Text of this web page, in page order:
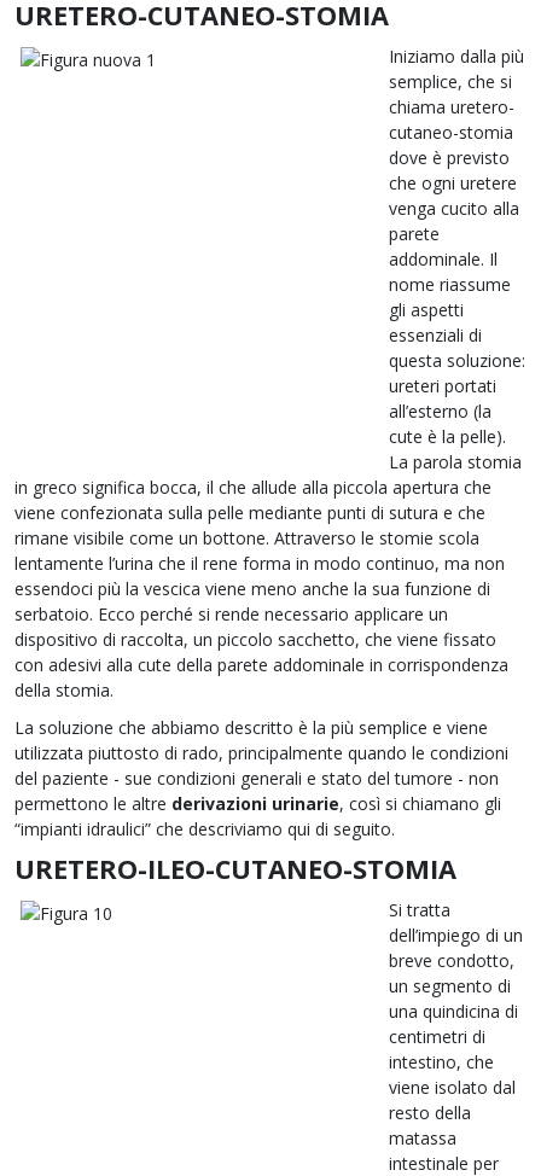
URETERO-CUTANEO-STOMIA
Iniziamo dalla più
semplice, che si
chiama uretero-
cutaneo-stomia
dove è previsto
che ogni uretere
venga cucito alla
parete
addominale. Il
nome riassume
gli aspetti
essenziali di
questa soluzione:
ureteri portati
all’esterno (la
cute è la pelle).
La parola stomia
in greco significa bocca, il che allude alla piccola apertura che
viene confezionata sulla pelle mediante punti di sutura e che
rimane visibile come un bottone. Attraverso le stomie scola
lentamente l’urina che il rene forma in modo continuo, ma non
essendoci più la vescica viene meno anche la sua funzione di
serbatoio. Ecco perché si rende necessario applicare un
dispositivo di raccolta, un piccolo sacchetto, che viene fissato
con adesivi alla cute della parete addominale in corrispondenza
della stomia.
La soluzione che abbiamo descritto è la più semplice e viene
utilizzata piuttosto di rado, principalmente quando le condizioni
del paziente - sue condizioni generali e stato del tumore - non
permettono le altre derivazioni urinarie, così si chiamano gli
“impianti idraulici” che descriviamo qui di seguito.
URETERO-ILEO-CUTANEO-STOMIA
Si tratta
dell’impiego di un
breve condotto,
un segmento di
una quindicina di
centimetri di
intestino, che
viene isolato dal
resto della
matassa
intestinale per